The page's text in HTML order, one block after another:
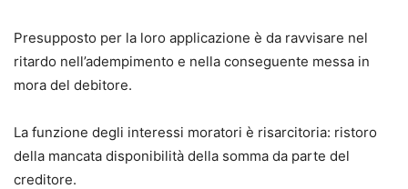
Presupposto per la loro applicazione è da ravvisare nel
ritardo nell’adempimento e nella conseguente messa in
mora del debitore.
La funzione degli interessi moratori è risarcitoria: ristoro
della mancata disponibilità della somma da parte del
creditore.